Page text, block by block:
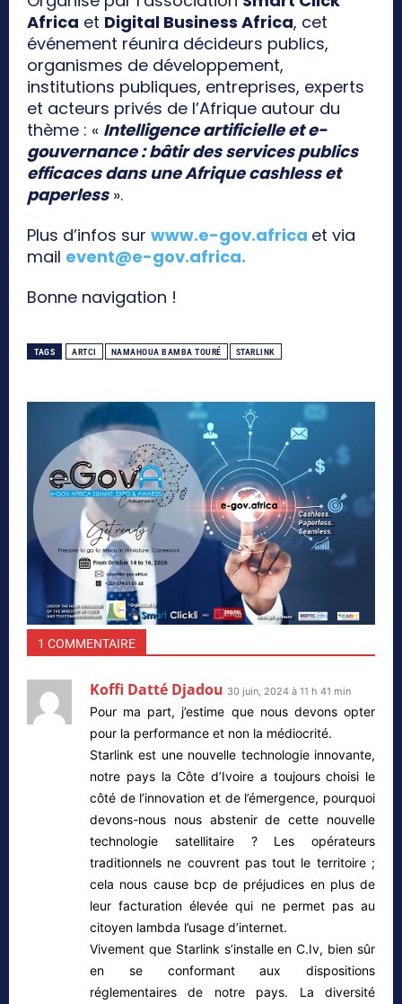
Africa et Digital Business Africa, cet
événement réunira décideurs publics,
organismes de développement,
institutions publiques, entreprises, experts
et acteurs privés de l’Afrique autour du
thème : « Intelligence artificielle et e-
gouvernance : bâtir des services publics
efficaces dans une Afrique cashless et
paperless».
Plus d’infos sur www.e-gov.africa et via
mail event@e-gov.africa.
Bonne navigation !
TAGS ARTCI NAMAHOUA BAMBA TOURÉ STARLINK
1 COMMENTAIRE
Koffi Datté Djadou 30 juin, 2024 à 11 h 41 min
Pour ma part, j’estime que nous devons opter
pour la performance et non la médiocrité.
Starlink est une nouvelle technologie innovante,
notre pays la Côte d’Ivoire a toujours choisi le
côté de l’innovation et de l’émergence, pourquoi
devons-nous nous abstenir de cette nouvelle
technologie satellitaire ? Les opérateurs
traditionnels ne couvrent pas tout le territoire ;
cela nous cause bcp de préjudices en plus de
leur facturation élevée qui ne permet pas au
citoyen lambda l’usage d’internet.
Vivement que Starlink s’installe en C.Iv, bien sûr
en se conformant aux dispositions
réglementaires de notre pays. La diversité